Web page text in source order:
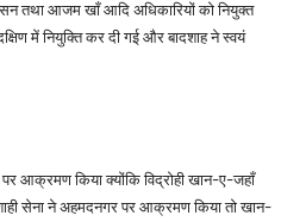
तथा आजम खाँ आदि अधिकारियों को नियुक्त
में नियुक्ति कर दी गई और बादशाह ने स्वयं
किया क्योंकि विद्रोही खान-ए-जहाँ
सेना ने अहमदनगर पर आक्रमण किया तो खान-